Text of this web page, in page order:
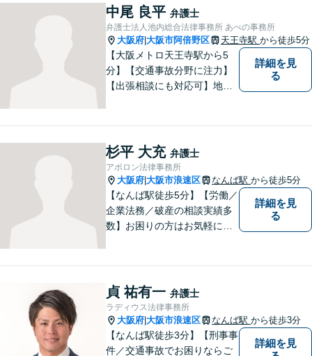
相続、インターネット上のト
ラブルに注力！！
中尾 良平 弁護士
弁護士法人池内総合法律事務所 あべの事務所
大阪府 大阪市阿倍野区 天王寺駅 から徒歩5分
【大阪メトロ天王寺駅から5
分】【交通事故分野に注力】
【出張相談にも対応可】地元
幅広い法律サービスを提供い
たします。お気軽にご相談く
ださい。
詳細を見
る
杉平 大充 弁護士
アポロン法律事務所
大阪府 大阪市浪速区 なんば駅 から徒歩5分
【なんば駅徒歩5分】【労働／
企業法務／破産の相談実績多
数】お困りの方はお気軽にご
詳細を見
る
貞 祐有一 弁護士
ラディウス法律事務所
大阪府 大阪市浪速区 なんば駅 から徒歩3分
【なんば駅徒歩3分】【刑事事
件／交通事故でお困りならご
詳細を見